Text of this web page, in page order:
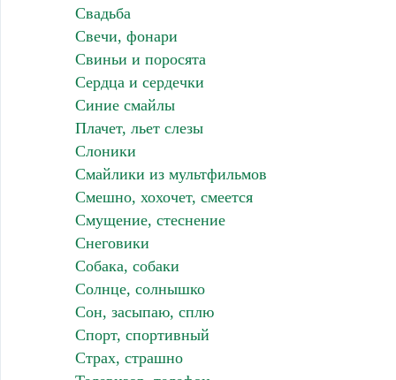
Свадьба
Свечи, фонари
Свиньи и поросята
Сердца и сердечки
Синие смайлы
Плачет, льет слезы
Слоники
Смайлики из мультфильмов
Смешно, хохочет, смеется
Смущение, стеснение
Снеговики
Собака, собаки
Солнце, солнышко
Сон, засыпаю, сплю
Спорт, спортивный
Страх, страшно